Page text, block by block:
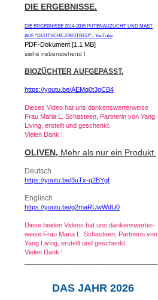
DIE ERGEBNISSE.
DIE ERGEBNISSE 2014-2015 PUTENAUZUCHT UND MAST
AUF "DEUTSCHE-EINSTREU" - YouTube
PDF-Dokument [1.1 MB]
siehe nebenstehend !
BIOZÜCHTER AUFGEPASST.
https://youtu.be/AEMq0t3gCB4
Dieses Video hat uns dankenswerterweise
Frau Maria L. Schasteen, Partnerin von Yang
Living, erstellt und geschenkt.
Vielen Dank !
OLIVEN, Mehr als nur ein Produkt.
Deutsch
https://youtu.be/3uTx-q2BYgI
Englisch
https://youtu.be/g2maRUwWdU0
Diese beiden Videos hat uns dankenswerter-
weise Frau Maria L. Schasteen, Partnerin von
Yang Living, erstellt und geschenkt.
Vielen Dank !
DAS JAHR 2026